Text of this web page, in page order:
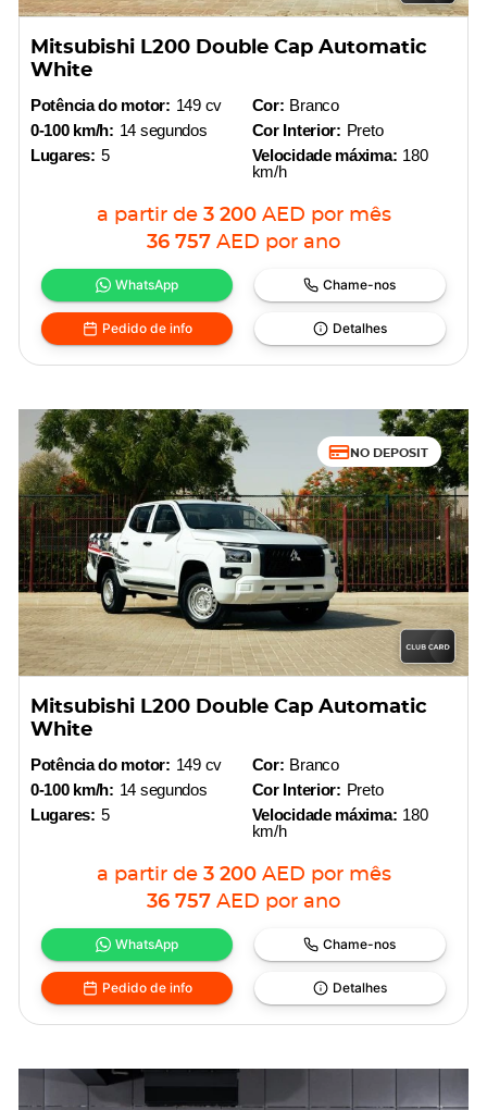
Mitsubishi L200 Double Cap Automatic
White
Potência do motor: 149 cv
0-100 km/h: 14 segundos
Lugares: 5
Cor: Branco
Cor Interior: Preto
Velocidade máxima: 180
km/h
a partir de 3 200 AED por mês
36 757 AED por ano
WhatsApp Chame-nos
Pedido de info Detalhes
NO DEPOSIT
Mitsubishi L200 Double Cap Automatic
White
Potência do motor: 149 cv
0-100 km/h: 14 segundos
Lugares: 5
Cor: Branco
Cor Interior: Preto
Velocidade máxima: 180
km/h
a partir de 3 200 AED por mês
36 757 AED por ano
WhatsApp Chame-nos
Pedido de info Detalhes